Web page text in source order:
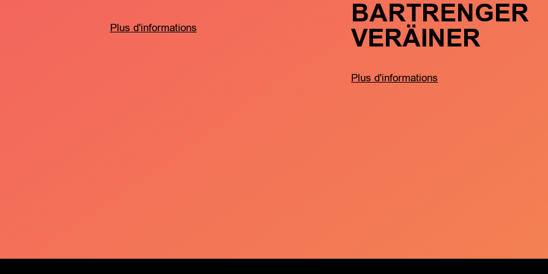
Plus d'informations BARTRENGER
VERÄINER
Plus d'informations